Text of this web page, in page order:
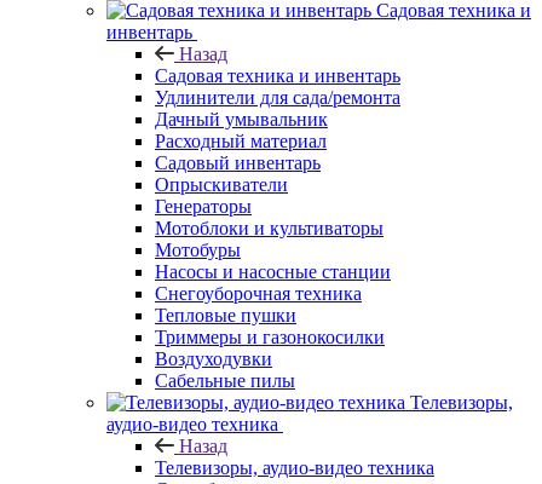
Садовая техника и
инвентарь
Назад
Садовая техника и инвентарь
Удлинители для сада/ремонта
Дачный умывальник
Расходный материал
Садовый инвентарь
Опрыскиватели
Генераторы
Мотоблоки и культиваторы
Мотобуры
Насосы и насосные станции
Снегоуборочная техника
Тепловые пушки
Триммеры и газонокосилки
Воздуходувки
Сабельные пилы
Телевизоры,
аудио-видео техника
Назад
Телевизоры, аудио-видео техника